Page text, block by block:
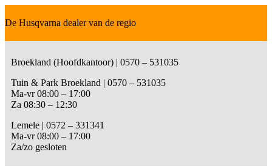
De Husqvarna dealer van de regio
Broekland (Hoofdkantoor) | 0570 – 531035
Tuin & Park Broekland | 0570 – 531035
Ma-vr 08:00 – 17:00
Za 08:30 – 12:30
Lemele | 0572 – 331341
Ma-vr 08:00 – 17:00
Za/zo gesloten